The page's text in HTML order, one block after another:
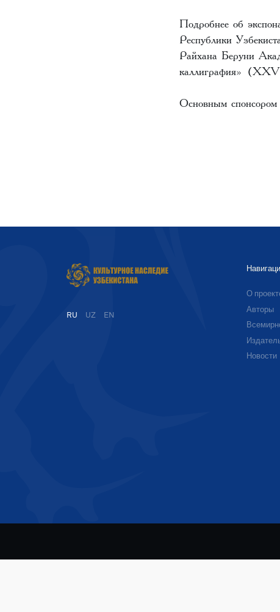
Подробнее об
Республики
Райхана Беруни
каллиграфия» (XXV
Основным спонсором
RU UZ EN
О
Авторы
Новости